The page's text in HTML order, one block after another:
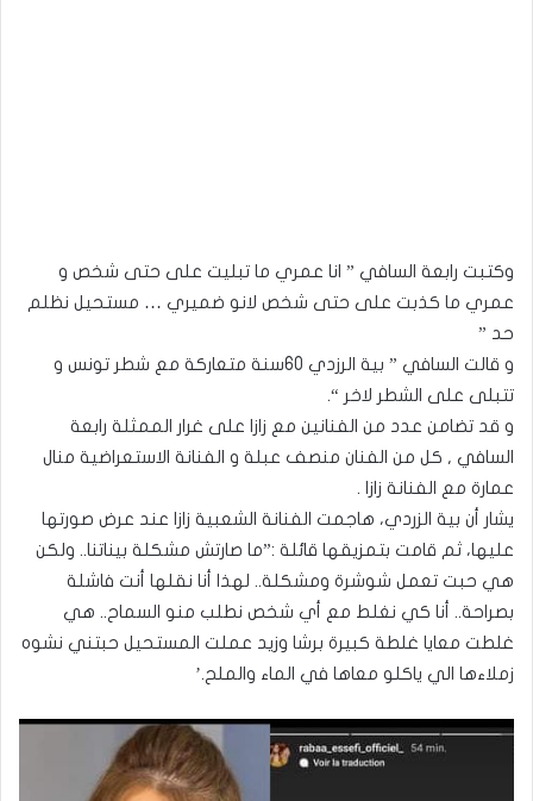
وكتبت رابعة السافي ” انا عمري ما تبليت على حتى شخص و
عمري ما كذبت على حتى شخص لانو ضميري … مستحيل نظلم
حد ”
و قالت السافي ” بية الرزدي 60سنة متعاركة مع شطر تونس و
تتبلى على الشطر لاخر “.
و قد تضامن عدد من الفنانين مع زازا على غرار الممثلة رابعة
السافي , كل من الفنان منصف عبلة و الفنانة الاستعراضية منال
عمارة مع الفنانة زازا .
يشار أن بية الزردي، هاجمت الفنانة الشعبية زازا عند عرض صورتها
عليها، ثم قامت بتمزيقها قائلة :”ما صارتش مشكلة بيناتنا.. ولكن
هي حبت تعمل شوشرة ومشكلة.. لهذا أنا نقلها أنت فاشلة
بصراحة.. أنا كي نغلط مع أي شخص نطلب منو السماح.. هي
غلطت معايا غلطة كبيرة برشا وزيد عملت المستحيل حبتني نشوه
زملاءها الي ياكلو معاها في الماء والملح.’